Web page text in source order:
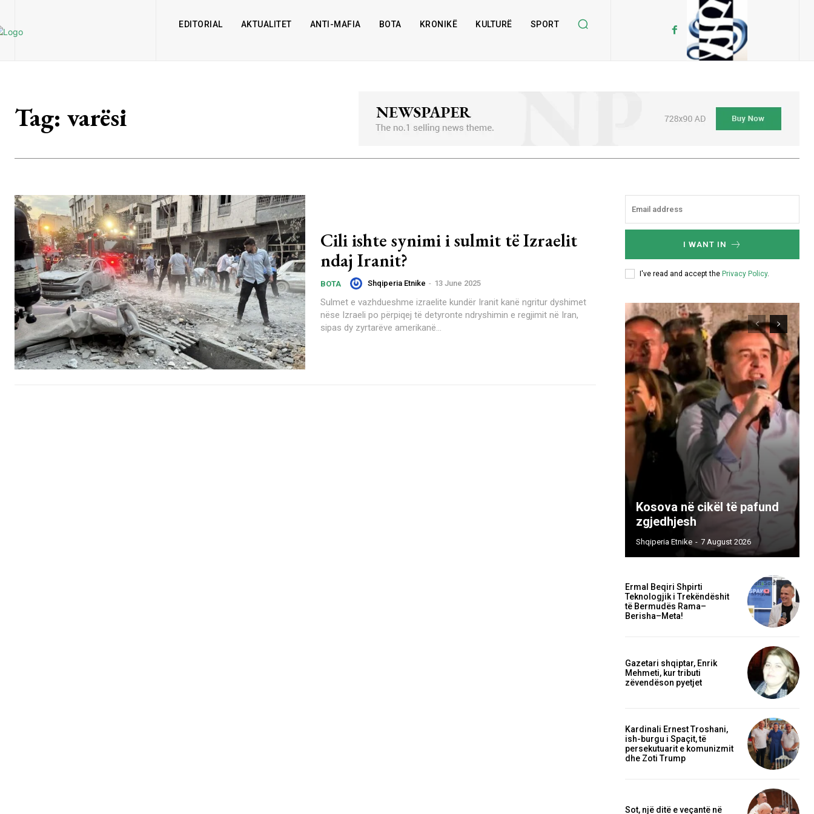
EDITORIAL AKTUALITET ANTI-MAFIA BOTA KRONIKË KULTURË SPORT
Tag: varësi
Cili ishte synimi i sulmit të Izraelit
ndaj Iranit?
BOTA Shqiperia Etnike - 13 June 2025
Sulmet e vazhdueshme izraelite kundër Iranit kanë ngritur dyshimet
nëse Izraeli po përpiqej të detyronte ndryshimin e regjimit në Iran,
sipas dy zyrtarëve amerikanë...
I WANT IN
I've read and accept the Privacy Policy.
Kosova në cikël të pafund
zgjedhjesh
Shqiperia Etnike - 7 August 2026
Ermal Beqiri Shpirti
Teknologjik i Trekëndëshit
të Bermudës Rama–
Berisha–Meta!
Gazetari shqiptar, Enrik
Mehmeti, kur tributi
zëvendëson pyetjet
Kardinali Ernest Troshani,
ish-burgu i Spaçit, të
persekutuarit e komunizmit
dhe Zoti Trump
Sot, një ditë e veçantë në